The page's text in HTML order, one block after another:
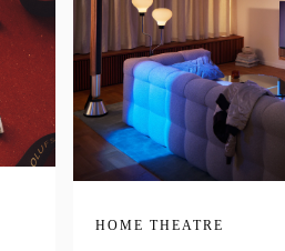
HOME THEATRE